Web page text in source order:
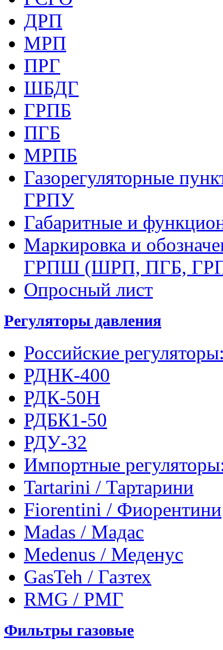
ДРП
МРП
ПРГ
ШБДГ
ГРПБ
ПГБ
МРПБ
Газорегуляторные
ГРПУ
Габаритные и
Маркировка и
ГРПШ (ШРП, ПГБ,
Опросный лист
Регуляторы давления
Российские
РДНК-400
РДК-50Н
РДБК1-50
РДУ-32
Импортные
Tartarini / Тартарини
Fiorentini / Фиорентини
Madas / Мадас
Medenus / Меденус
GasTeh / Газтех
RMG / РМГ
Фильтры газовые